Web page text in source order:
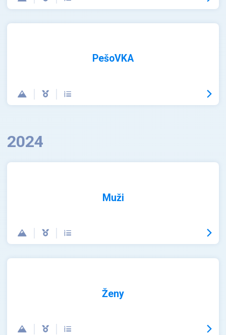
PešoVKA
2024
Muži
Ženy